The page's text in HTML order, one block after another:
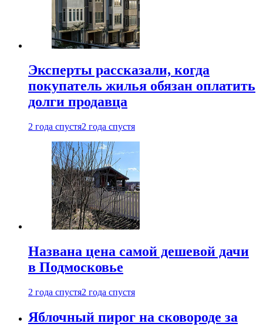
Эксперты рассказали, когда
покупатель жилья обязан оплатить
долги продавца
2 года спустя2 года спустя
Названа цена самой дешевой дачи
в Подмосковье
2 года спустя2 года спустя
Яблочный пирог на сковороде за